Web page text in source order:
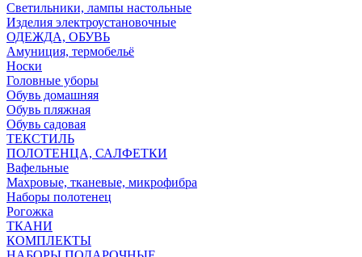
Светильники, лампы настольные
Изделия электроустановочные
ОДЕЖДА, ОБУВЬ
Амуниция, термобельё
Носки
Головные уборы
Обувь домашняя
Обувь пляжная
Обувь садовая
ТЕКСТИЛЬ
ПОЛОТЕНЦА, САЛФЕТКИ
Вафельные
Махровые, тканевые, микрофибра
Наборы полотенец
Рогожка
ТКАНИ
КОМПЛЕКТЫ